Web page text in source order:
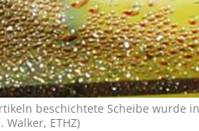
beschichtete Scheibe wurde
ETHZ)